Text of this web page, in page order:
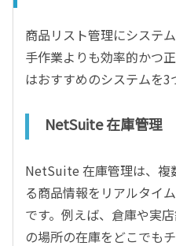
商品リスト管理にシステ
手作業よりも効率的かつ
はおすすめのシステムを3
NetSuite 在庫管理
NetSuite 在庫管理は、複
る商品情報をリアルタイ
です。例えば、倉庫や実
の場所の在庫をどこでも